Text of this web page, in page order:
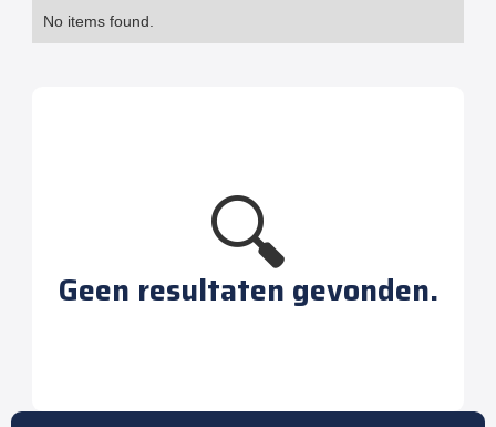
No items found.
🔍
Geen resultaten gevonden.